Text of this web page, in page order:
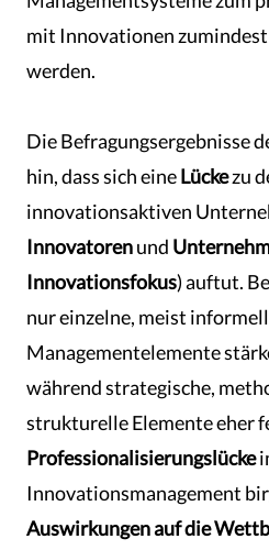
mit Innovationen
werden.
Die Befragungsergebnisse
hin, dass sich eineLückezu
innovationsaktiven
Innovatorenund
Innovationsfokus) auftut.
nur einzelne, meist
Managementelemente
während strategische,
strukturelle Elemente eher
Professionalisierungslücke
Innovationsmanagement
Auswirkungen auf die